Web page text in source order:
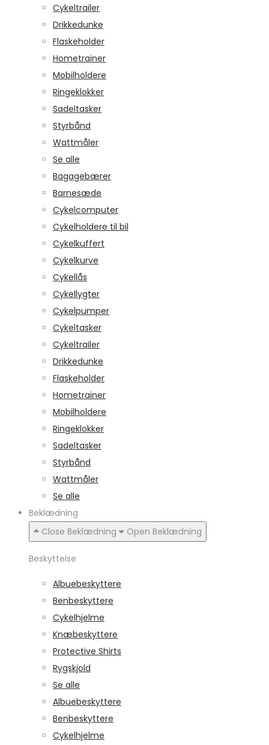
Cykeltrailer
Drikkedunke
Flaskeholder
Hometrainer
Mobilholdere
Ringeklokker
Sadeltasker
Styrbånd
Wattmåler
Se alle
Bagagebærer
Barnesæde
Cykelcomputer
Cykelholdere til bil
Cykelkuffert
Cykelkurve
Cykellås
Cykellygter
Cykelpumper
Cykeltasker
Cykeltrailer
Drikkedunke
Flaskeholder
Hometrainer
Mobilholdere
Ringeklokker
Sadeltasker
Styrbånd
Wattmåler
Se alle
Beklædning
Close Beklædning
Open Beklædning
Beskyttelse
Albuebeskyttere
Benbeskyttere
Cykelhjelme
Knæbeskyttere
Protective Shirts
Rygskjold
Se alle
Albuebeskyttere
Benbeskyttere
Cykelhjelme